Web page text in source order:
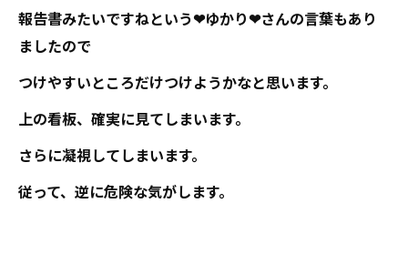
報告書みたいですねという❤ゆかり❤さんの言葉もあり
ましたので
つけやすいところだけつけようかなと思います。
上の看板、確実に見てしまいます。
さらに凝視してしまいます。
従って、逆に危険な気がします。